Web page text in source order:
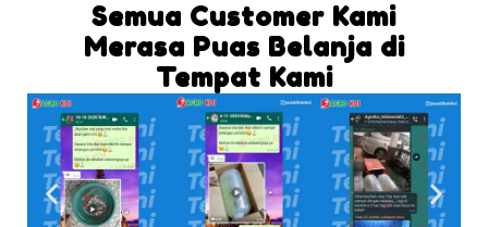
Semua Customer Kami
Merasa Puas Belanja di
Tempat Kami